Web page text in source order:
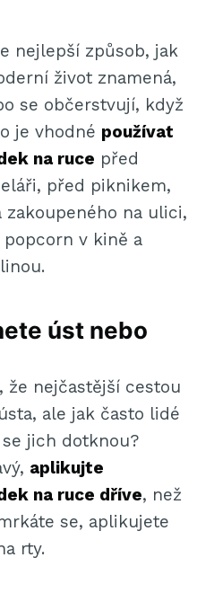
nejlepší způsob, jak
život znamená,
se občerstvují, když
je vhodné používat
na ruce před
před piknikem,
na ulici,
v kině a
úst nebo
že nejčastější cestou
ale jak často lidé
jich dotknou?
aplikujte
na ruce dříve, než
se, aplikujete
rty.